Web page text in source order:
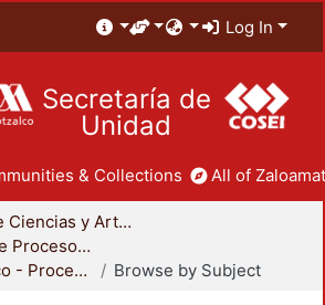
Log In
Secretaría de
Unidad
& Collections All of
División de Ciencias y Artes para el Diseño
Departamento de Procesos y Técnicas de Realización
Material Didáctico - Procesos y Técnicas de Realización
Browse by Subject